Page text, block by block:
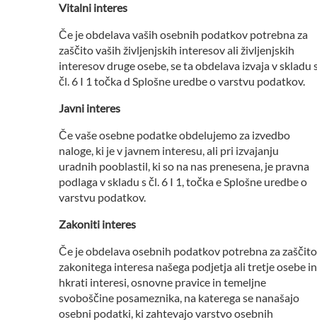
Vitalni interes
Če je obdelava vaših osebnih podatkov potrebna za
zaščito vaših življenjskih interesov ali življenjskih
interesov druge osebe, se ta obdelava izvaja v skladu
čl. 6 I 1 točka d Splošne uredbe o varstvu podatkov.
Javni interes
Če vaše osebne podatke obdelujemo za izvedbo
naloge, ki je v javnem interesu, ali pri izvajanju
uradnih pooblastil, ki so na nas prenesena, je pravna
podlaga v skladu s čl. 6 I 1, točka e Splošne uredbe o
varstvu podatkov.
Zakoniti interes
Če je obdelava osebnih podatkov potrebna za zaščito
zakonitega interesa našega podjetja ali tretje osebe in
hkrati interesi, osnovne pravice in temeljne
svoboščine posameznika, na katerega se nanašajo
osebni podatki, ki zahtevajo varstvo osebnih